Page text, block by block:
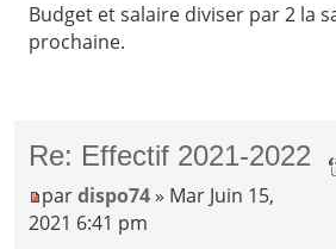
Budget et salaire diviser par 2 la
prochaine.
Re: Effectif 2021-2022
pardispo74 » Mar Juin 15,
2021 6:41 pm